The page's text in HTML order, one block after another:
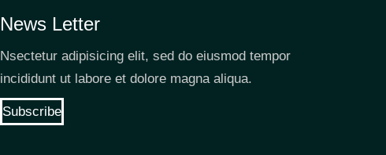
News Letter
Nsectetur adipisicing elit, sed do eiusmod tempor
incididunt ut labore et dolore magna aliqua.
Subscribe